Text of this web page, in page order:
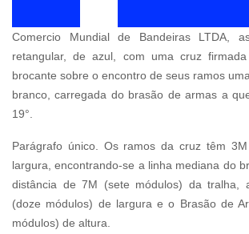
Comercio Mundial de Bandeiras LTDA,
retangular, de azul, com uma cruz
brocante sobre o encontro de seus ramos
branco, carregada do brasão de armas a
19°.
Parágrafo único. Os ramos da cruz têm
largura, encontrando-se a linha mediana do
distância de 7M (sete módulos) da tralha,
(doze módulos) de largura e o Brasão de
módulos) de altura.